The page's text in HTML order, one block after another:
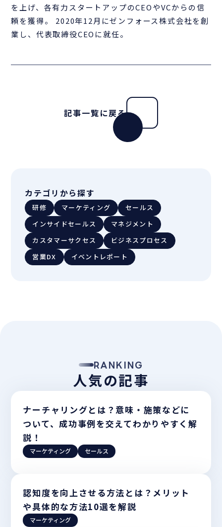
を上げ、各有力スタートアップのCEOやVCからの信
頼を獲得。 2020年12月にゼンフォース株式会社を創
業し、代表取締役CEOに就任。
記事一覧に戻る
カテゴリから探す
研修 マーケティング
セールス
インサイドセールス
マネジメント
カスタマーサクセス
ビジネスプロセス
営業DX
イベントレポート
RANKING
人気の記事
ナーチャリングとは？意味・施策などに
ついて、成功事例を交えてわかりやすく解
説！
マーケティング セールス
認知度を向上させる方法とは？メリット
や具体的な方法10選を解説
マーケティング